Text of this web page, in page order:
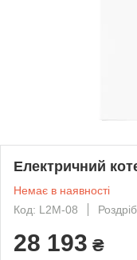
Електричний
Немає в наявності
Код: L2M-08
Роздріб
28 193 ₴